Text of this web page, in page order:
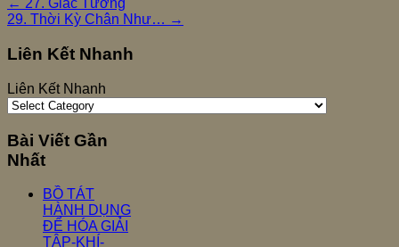
← 27. Giác Tướng
29. Thời Kỳ Chân Như… →
Liên Kết Nhanh
Liên Kết Nhanh
Bài Viết Gần
Nhất
BỒ TÁT
HÀNH DỤNG
ĐỂ HÓA GIẢI
TẬP-KHÍ-